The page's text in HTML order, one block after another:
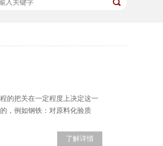
的把关在一定程度上决定这一
，例如钢铁：对原料化验质
了解详情